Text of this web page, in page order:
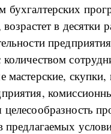
бухгалтерских
в десятки
мастерские, скупки,
целесообразность
предлагаемых